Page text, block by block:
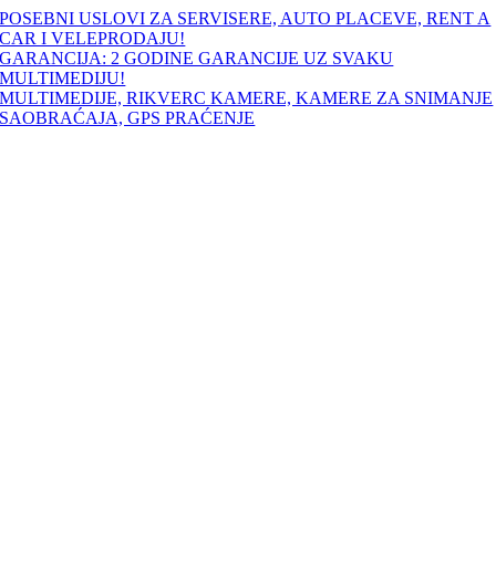
Skip
to
content
POSEBNI USLOVI ZA SERVISERE, AUTO PLACEVE, RENT A
CAR I VELEPRODAJU!
GARANCIJA: 2 GODINE GARANCIJE UZ SVAKU
MULTIMEDIJU!
MULTIMEDIJE, RIKVERC KAMERE, KAMERE ZA SNIMANJE
SAOBRAĆAJA, GPS PRAĆENJE